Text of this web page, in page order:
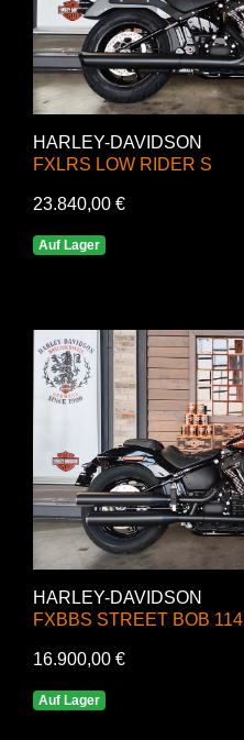
HARLEY-DAVIDSON
FXLRS LOW RIDER S
23.840,00 €
Auf Lager
HARLEY-DAVIDSON
FXBBS STREET BOB 114
16.900,00 €
Auf Lager